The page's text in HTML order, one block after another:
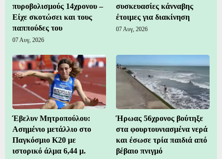
πυροβολισμούς 14χρονου –
Είχε σκοτώσει και τους
παππούδες του
07 Αυγ, 2026
συσκευασίες κάνναβης
έτοιμες για διακίνηση
07 Αυγ, 2026
Έβελυν Μητροπούλου:
Ασημένιο μετάλλιο στο
Παγκόσμιο Κ20 με
ιστορικό άλμα 6,44 μ.
Ήρωας 56χρονος βούτηξε
στα φουρτουνιασμένα νερά
και έσωσε τρία παιδιά από
βέβαιο πνιγμό